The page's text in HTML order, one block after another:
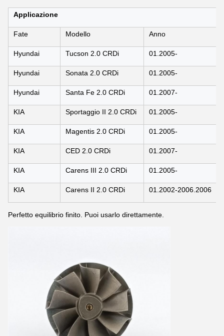
Applicazione
Fate Modello Anno
Hyundai Tucson 2.0 CRDi 01.2005-
Hyundai Sonata 2.0 CRDi 01.2005-
Hyundai Santa Fe 2.0 CRDi 01.2007-
KIA Sportaggio II 2.0 CRDi 01.2005-
KIA Magentis 2.0 CRDi 01.2005-
KIA CED 2.0 CRDi 01.2007-
KIA Carens III 2.0 CRDi 01.2005-
KIA Carens II 2.0 CRDi 01.2002-2006.2006
Perfetto equilibrio finito. Puoi usarlo direttamente.